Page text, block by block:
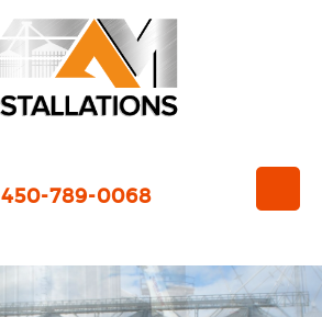
450-789-0068